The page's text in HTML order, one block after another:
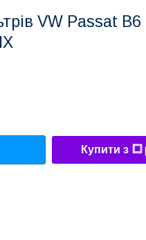
VW Passat
Купити з